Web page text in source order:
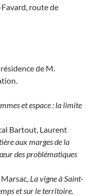
route de
de M.
et espace : la limite
Bartout, Laurent
aux marges de la
des problématiques
La vigne à Saint-
et sur le territoire.